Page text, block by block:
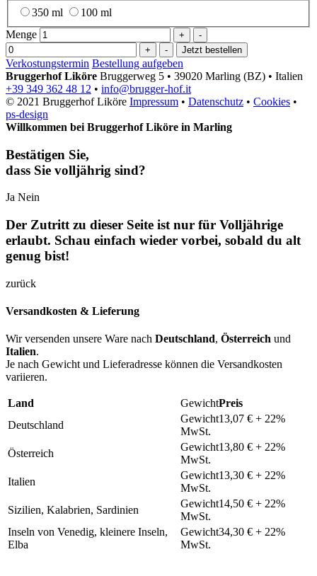
350 ml
100 ml
Menge
+
-
+
-
Verkostungstermin Bestellung aufgeben
Bruggerhof Liköre Bruggerweg 5 • 39020 Marling (BZ) • Italien
+39 349 362 48 12 • info@brugger-hof.it
© 2021 Bruggerhof Liköre Impressum • Datenschutz • Cookies •
ps-design
Willkommen bei Bruggerhof Liköre in Marling
Bestätigen Sie,
dass Sie volljährig sind?
Ja Nein
Der Zutritt zu dieser Seite ist nur für Volljährige
erlaubt. Schau einfach wieder vorbei, sobald du alt
genug bist!
zurück
Versandkosten & Lieferung
Wir versenden unsere Ware nach Deutschland, Österreich und
Italien.
Je nach Gewicht und Lieferadresse können die Versandkosten
variieren.
Land
Preis
Deutschland
13,07 € + 22%
MwSt.
Österreich
13,80 € + 22%
MwSt.
Italien
13,30 € + 22%
MwSt.
Sizilien, Kalabrien, Sardinien
14,50 € + 22%
MwSt.
Inseln von Venedig, kleinere Inseln,
Elba
34,30 € + 22%
MwSt.